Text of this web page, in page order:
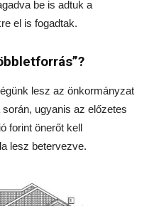
be is adtuk a
el is fogadtak.
lesz az önkormányzat
ugyanis az előzetes
forint önerőt kell
lesz betervezve.